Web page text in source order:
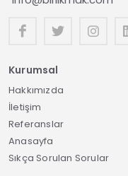
Kurumsal
Hakkımızda
İletişim
Referanslar
Anasayfa
Sıkça Sorulan Sorular